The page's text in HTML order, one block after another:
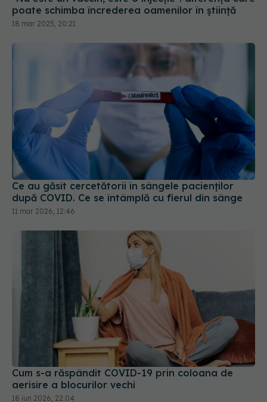
18 mar 2025, 20:21
Ce au găsit cercetătorii în sângele pacienților
după COVID. Ce se întâmplă cu fierul din sânge
11 mar 2026, 12:46
Cum s-a răspândit COVID-19 prin coloana de
aerisire a blocurilor vechi
18 iun 2026, 22:04